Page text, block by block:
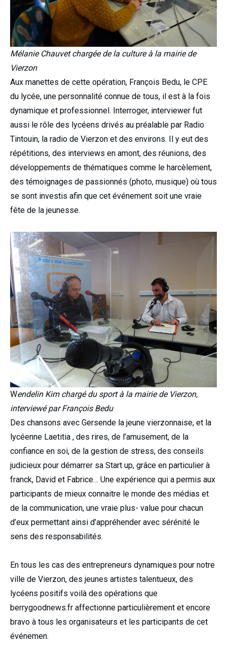
Mélanie Chauvet chargée de la culture à la mairie de
Vierzon
Aux manettes de cette opération, François Bedu, le CPE
du lycée, une personnalité connue de tous, il est à la fois
dynamique et professionnel. Interroger, interviewer fut
aussi le rôle des lycéens drivés au préalable par Radio
Tintouin, la radio de Vierzon et des environs. Il y eut des
répétitions, des interviews en amont, des réunions, des
développements de thématiques comme le harcèlement,
des témoignages de passionnés (photo, musique) où tous
se sont investis afin que cet événement soit une vraie
fête de la jeunesse.
Wendelin Kim chargé du sport à la mairie de Vierzon,
interviewé par François Bedu
Des chansons avec Gersende la jeune vierzonnaise, et la
lycéenne Laetitia , des rires, de l’amusement, de la
confiance en soi, de la gestion de stress, des conseils
judicieux pour démarrer sa Start up, grâce en particulier à
franck, David et Fabrice… Une expérience qui a permis aux
participants de mieux connaitre le monde des médias et
de la communication, une vraie plus- value pour chacun
d’eux permettant ainsi d’appréhender avec sérénité le
sens des responsabilités.
En tous les cas des entrepreneurs dynamiques pour notre
ville de Vierzon, des jeunes artistes talentueux, des
lycéens positifs voilà des opérations que
berrygoodnews.fr affectionne particulièrement et encore
bravo à tous les organisateurs et les participants de cet
événemen.